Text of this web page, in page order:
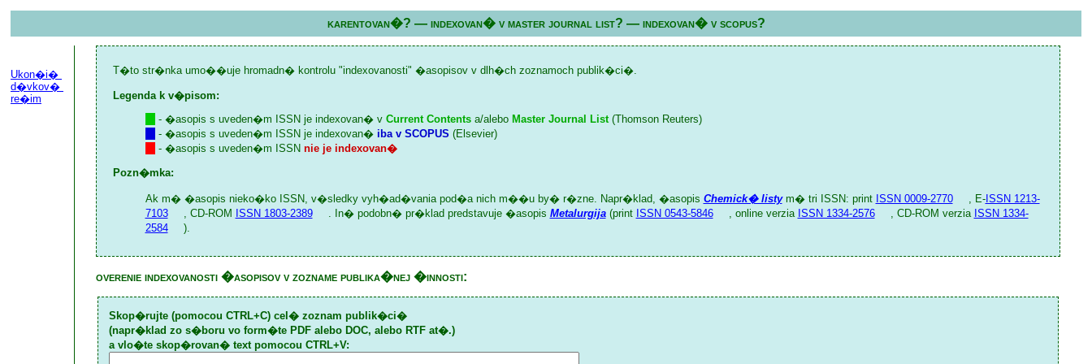
karentovan�? — indexovan� v master journal list? — indexovan� v scopus?
Ukon�i�
d�vkov�
re�im
T�to str�nka umo��uje hromadn� kontrolu "indexovanosti" �asopisov v dlh�ch zoznamoch publik�ci�.
Legenda k v�pisom:
- �asopis s uveden�m ISSN je indexovan� v Current Contentsa/alebo Master Journal List(Thomson Reuters)
- �asopis s uveden�m ISSN je indexovan� iba v SCOPUS (Elsevier)
- �asopis s uveden�m ISSN nie je indexovan�
Pozn�mka:
Ak m� �asopis nieko�ko ISSN, v�sledky vyh�ad�vania pod�a nich m��u by� r�zne. Napr�klad, �asopis Chemick� listym� tri ISSN: print ISSN 0009-2770 , E-ISSN 1213-
7103
, CD-ROM ISSN 1803-2389 . In� podobn� pr�klad predstavuje �asopis Metalurgija(print ISSN 0543-5846 , online verzia ISSN 1334-2576 , CD-ROM verzia ISSN 1334-
2584
).
overenie indexovanosti �asopisov v zozname publika�nej �innosti:
Skop�rujte (pomocou CTRL+C) cel� zoznam publik�ci�
(napr�klad zo s�boru vo form�te PDF alebo DOC, alebo RTF at�.)
a vlo�te skop�rovan� text pomocou CTRL+V: